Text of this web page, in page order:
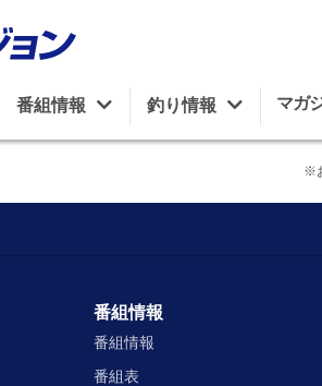
番組情報 釣り情報 マガ
※
番組情報
番組情報
番組表